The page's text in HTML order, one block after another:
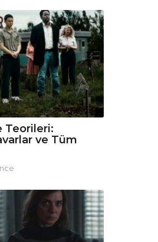
y
n
c
e
Teorileri:
ve Tüm
y
e